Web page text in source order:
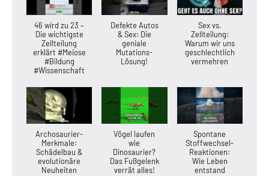
46 wird zu 23 –
Die wichtigste
Zellteilung
erklärt #Meiose
#Bildung
#Wissenschaft
Defekte Autos
& Sex: Die
geniale
Mutations-
Lösung!
Sex vs.
Zellteilung:
Warum wir uns
geschlechtlich
vermehren
Archosaurier-
Merkmale:
Schädelbau &
evolutionäre
Neuheiten
Vögel laufen
wie
Dinosaurier?
Das Fußgelenk
verrät alles!
Spontane
Stoffwechsel-
Reaktionen:
Wie Leben
entstand